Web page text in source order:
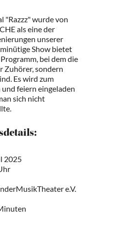
"Razzz" wurde von
als eine der
unserer
Show bietet
bei dem die
Zuhörer, sondern
Es wird zum
feiern eingeladen
sich nicht
2025
e.V.